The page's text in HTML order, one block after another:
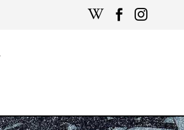


